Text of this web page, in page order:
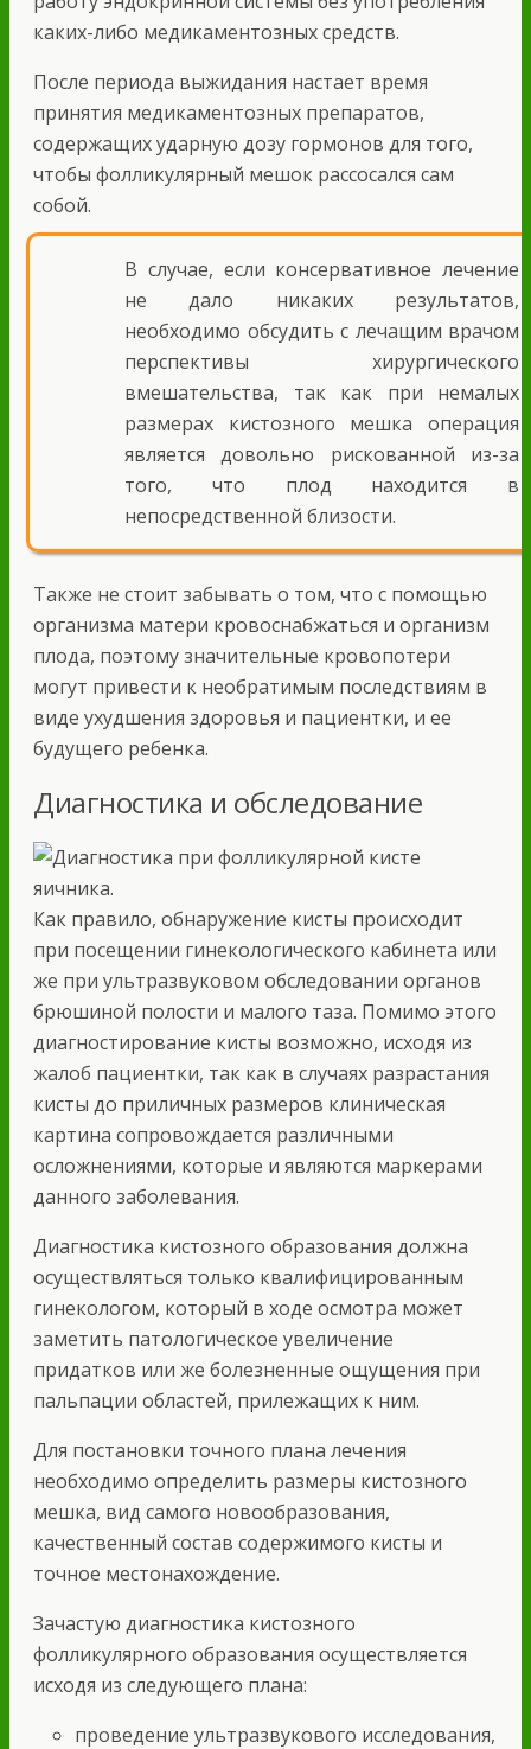
каких-либо медикаментозных средств.
После периода выжидания настает время
принятия медикаментозных препаратов,
содержащих ударную дозу гормонов для того,
чтобы фолликулярный мешок рассосался сам
собой.
В случае, если консервативное лечение
не дало никаких результатов,
необходимо обсудить с лечащим врачом
перспективы хирургического
вмешательства, так как при немалых
размерах кистозного мешка операция
является довольно рискованной из-за
того, что плод находится в
непосредственной близости.
Также не стоит забывать о том, что с помощью
организма матери кровоснабжаться и организм
плода, поэтому значительные кровопотери
могут привести к необратимым последствиям в
виде ухудшения здоровья и пациентки, и ее
будущего ребенка.
Диагностика и обследование
Как правило, обнаружение кисты происходит
при посещении гинекологического кабинета или
же при ультразвуковом обследовании органов
брюшиной полости и малого таза. Помимо этого
диагностирование кисты возможно, исходя из
жалоб пациентки, так как в случаях разрастания
кисты до приличных размеров клиническая
картина сопровождается различными
осложнениями, которые и являются маркерами
данного заболевания.
Диагностика кистозного образования должна
осуществляться только квалифицированным
гинекологом, который в ходе осмотра может
заметить патологическое увеличение
придатков или же болезненные ощущения при
пальпации областей, прилежащих к ним.
Для постановки точного плана лечения
необходимо определить размеры кистозного
мешка, вид самого новообразования,
качественный состав содержимого кисты и
точное местонахождение.
Зачастую диагностика кистозного
фолликулярного образования осуществляется
исходя из следующего плана:
проведение ультразвукового исследования,